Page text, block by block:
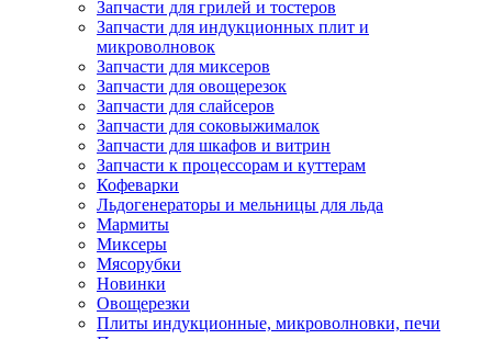
Запчасти для грилей и тостеров
Запчасти для индукционных плит и
микроволновок
Запчасти для миксеров
Запчасти для овощерезок
Запчасти для слайсеров
Запчасти для соковыжималок
Запчасти для шкафов и витрин
Запчасти к процессорам и куттерам
Кофеварки
Льдогенераторы и мельницы для льда
Мармиты
Миксеры
Мясорубки
Новинки
Овощерезки
Плиты индукционные, микроволновки, печи